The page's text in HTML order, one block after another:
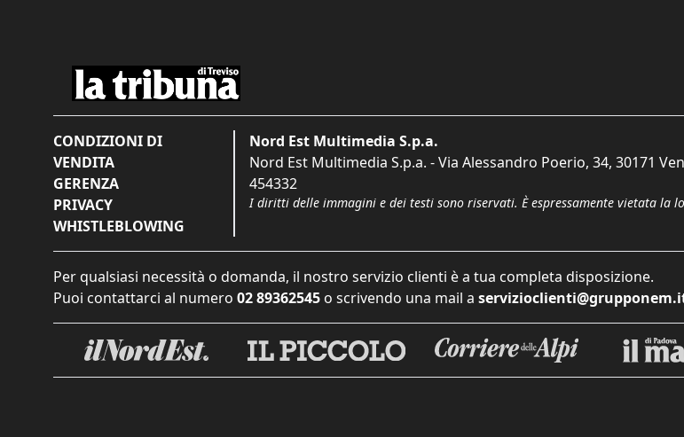
CONDIZIONI DI
VENDITA
GERENZA
PRIVACY
WHISTLEBLOWING
Nord Est Multimedia S.p.a.
Nord Est Multimedia S.p.a. - Via Alessandro Poerio, 34, 30171
454332
I diritti delle immagini e dei testi sono riservati. È espressamente vietata la
Per qualsiasi necessità o domanda, il nostro servizio clienti è a tua completa disposizione.
Puoi contattarci al numero 02 89362545 o scrivendo una mail a